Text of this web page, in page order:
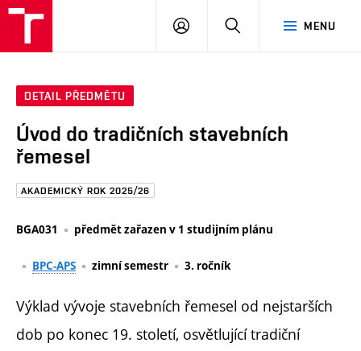
Brno
MENU
PŘIHLÁSIT
DETAIL PŘEDMĚTU
Úvod do tradičních stavebních
řemesel
AKADEMICKÝ ROK 2025/26
BGA031 předmět zařazen v 1 studijním plánu
BPC-APS zimní semestr 3. ročník
Výklad vývoje stavebních řemesel od nejstarších
dob po konec 19. století, osvětlující tradiční